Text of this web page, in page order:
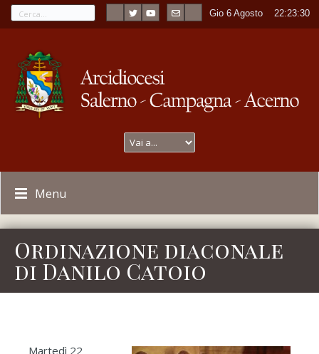
Gio 6 Agosto ----22:23:30
Menu
Ordinazione diaconale
di Danilo Catoio
Martedì 22